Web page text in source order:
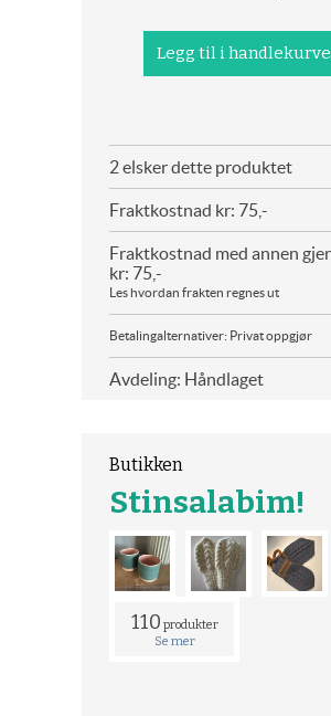
2 elsker dette produktet
Fraktkostnad kr: 75,-
Fraktkostnad med annen
kr: 75,-
Les hvordan frakten regnes ut
Betalingalternativer: Privat oppgjør
Avdeling: Håndlaget
Butikken
Stinsalabim!
110 produkter
Se mer